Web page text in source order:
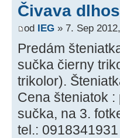
Čivava
od IEG » 7. Sep
Predám
sučka čierny
trikolor).
Cena šteniatok
sučka, na 3.
tel.: 0918341931